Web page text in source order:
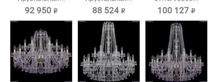
92 950 ₽ 88 524 ₽ 100 127 ₽